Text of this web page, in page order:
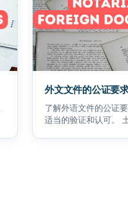
外文文件的公证要
了解外语文件的公证
适当的验证和认可。